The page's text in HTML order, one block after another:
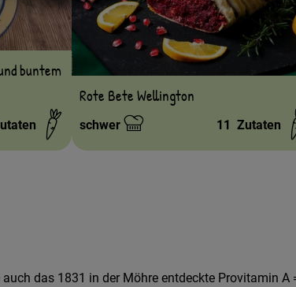
buntem
Rote Bete Wellington
Schwierigkeit:
schwer 11 Zutaten
das 1831 in der Möhre entdeckte Provitamin A